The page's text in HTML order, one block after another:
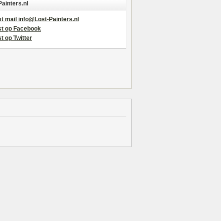
mail info@Lost-Painters.nl
op Facebook
op Twitter